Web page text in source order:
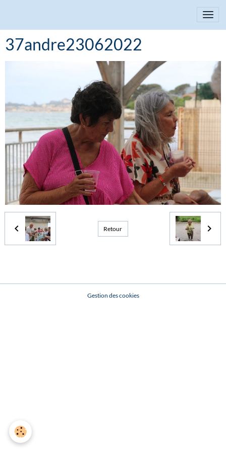
37andre23062022
Retour
Gestion des cookies